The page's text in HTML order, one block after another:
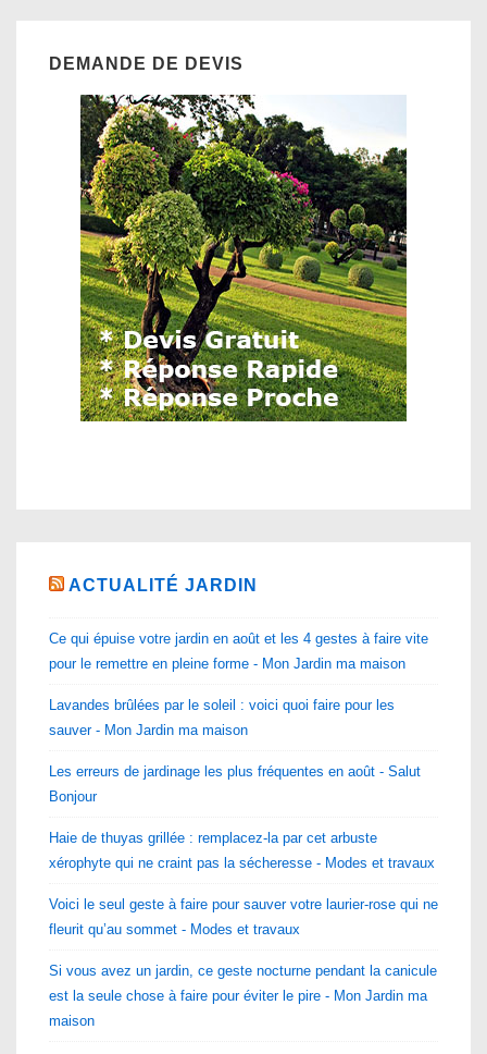
DEMANDE DE DEVIS
ACTUALITÉ JARDIN
Ce qui épuise votre jardin en août et les 4 gestes à faire vite
pour le remettre en pleine forme - Mon Jardin ma maison
Lavandes brûlées par le soleil : voici quoi faire pour les
sauver - Mon Jardin ma maison
Les erreurs de jardinage les plus fréquentes en août - Salut
Bonjour
Haie de thuyas grillée : remplacez-la par cet arbuste
xérophyte qui ne craint pas la sécheresse - Modes et travaux
Voici le seul geste à faire pour sauver votre laurier-rose qui ne
fleurit qu’au sommet - Modes et travaux
Si vous avez un jardin, ce geste nocturne pendant la canicule
est la seule chose à faire pour éviter le pire - Mon Jardin ma
maison